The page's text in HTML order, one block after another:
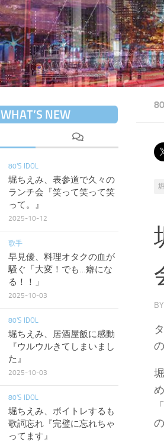
BY
WHAT’S NEW
80'S IDOL
堀ちえみ、表参道で久々の
ランチ会『笑って笑って笑
って。』
2025-10-12
歌手
早見優、料理オタクの血が
騒ぐ「大変！でも…癖にな
る！！」
2025-10-03
80'S IDOL
堀ちえみ、居酒屋飯に感動
『ウルウルきてしまいまし
た』
2025-10-03
80'S IDOL
堀ちえみ、ボイトレするも
歌詞忘れ『完璧に忘れちゃ
ってます』